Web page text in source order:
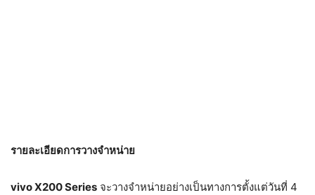
รายละเอียดการวางจำหน่าย
vivo X200 Series จะวางจำหน่ายอย่างเป็นทางการตั้งแต่วันที่ 4